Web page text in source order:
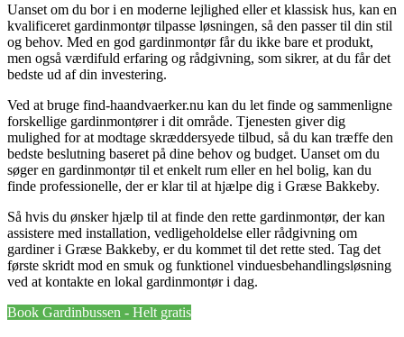
Uanset om du bor i en moderne lejlighed eller et klassisk hus, kan en
kvalificeret gardinmontør tilpasse løsningen, så den passer til din stil
og behov. Med en god gardinmontør får du ikke bare et produkt,
men også værdifuld erfaring og rådgivning, som sikrer, at du får det
bedste ud af din investering.
Ved at bruge find-haandvaerker.nu kan du let finde og sammenligne
forskellige gardinmontører i dit område. Tjenesten giver dig
mulighed for at modtage skræddersyede tilbud, så du kan træffe den
bedste beslutning baseret på dine behov og budget. Uanset om du
søger en gardinmontør til et enkelt rum eller en hel bolig, kan du
finde professionelle, der er klar til at hjælpe dig i Græse Bakkeby.
Så hvis du ønsker hjælp til at finde den rette gardinmontør, der kan
assistere med installation, vedligeholdelse eller rådgivning om
gardiner i Græse Bakkeby, er du kommet til det rette sted. Tag det
første skridt mod en smuk og funktionel vinduesbehandlingsløsning
ved at kontakte en lokal gardinmontør i dag.
Book Gardinbussen - Helt gratis